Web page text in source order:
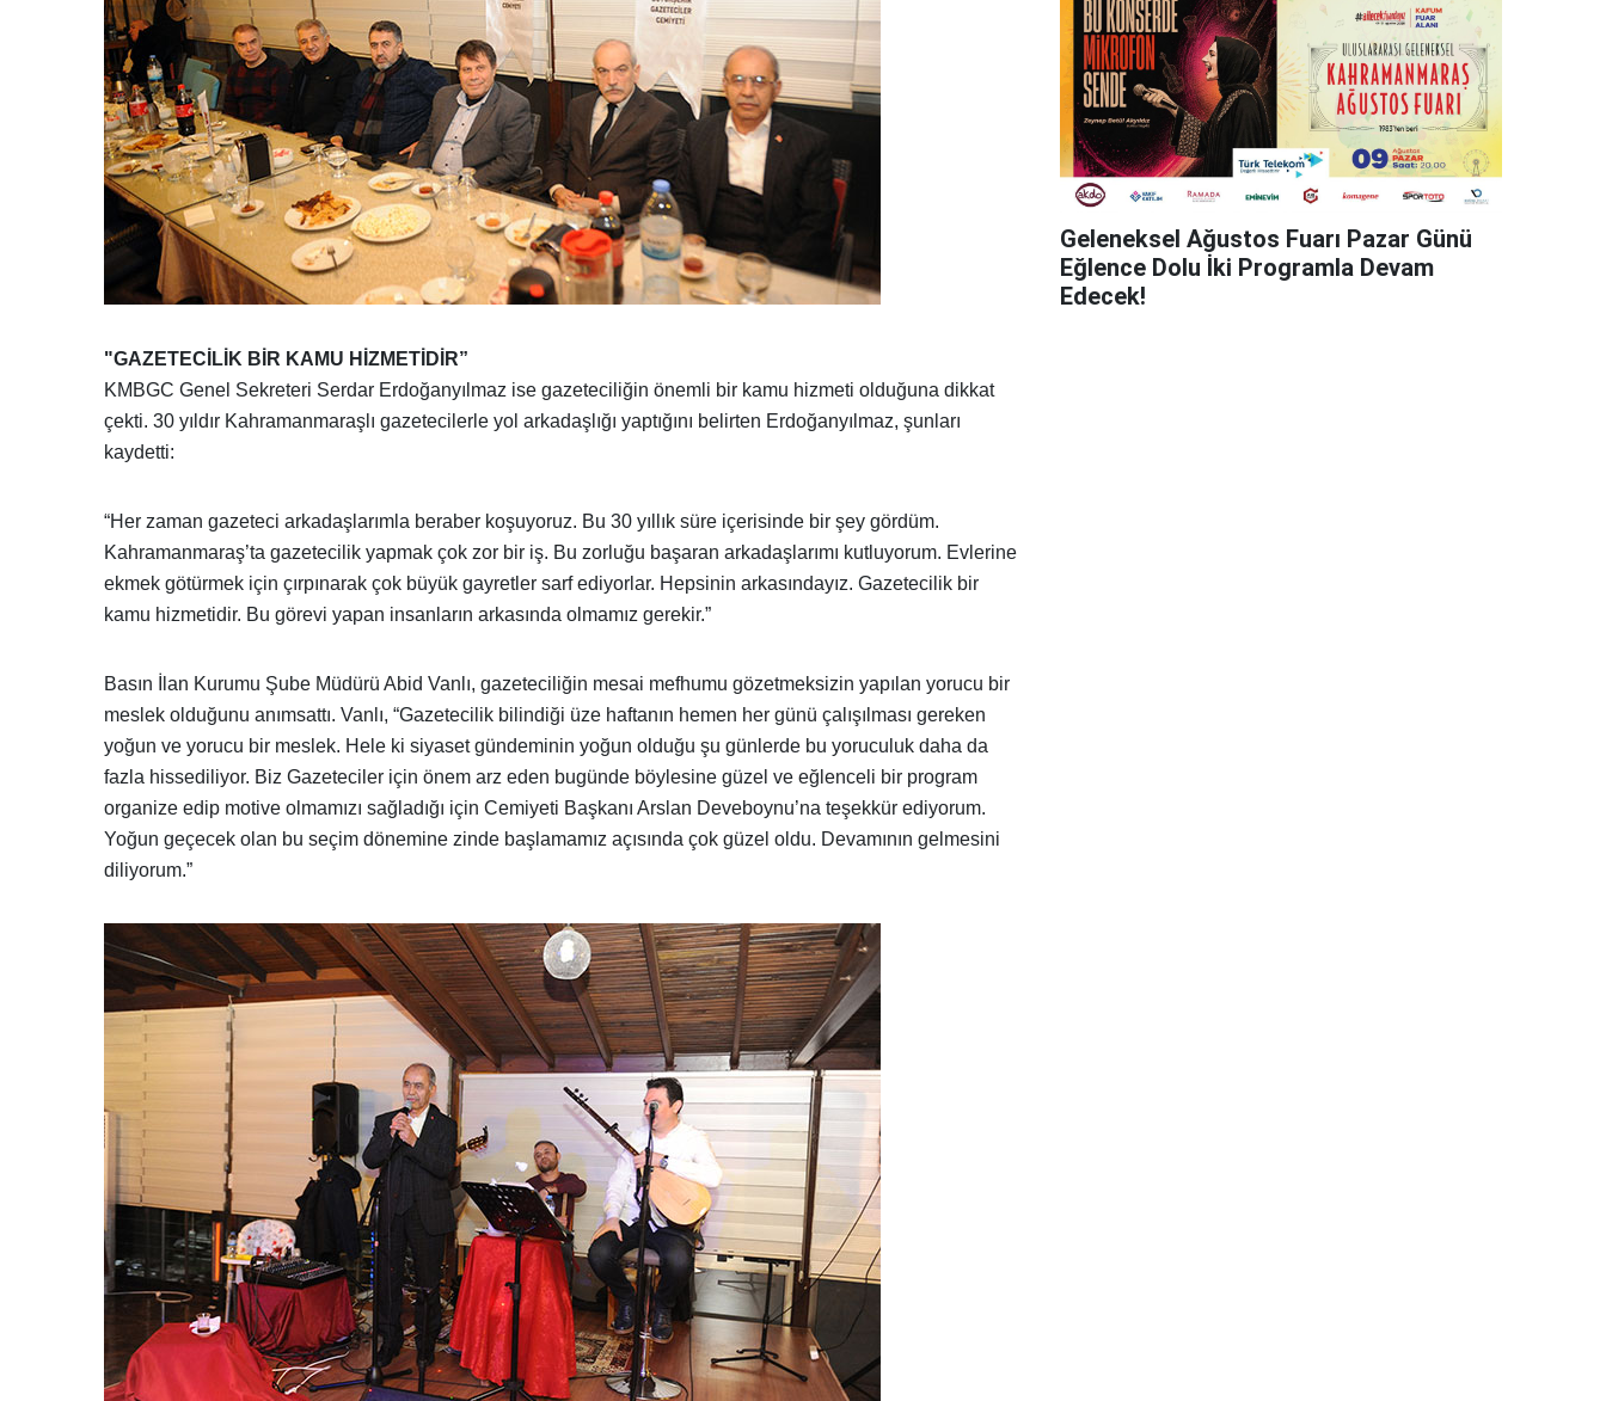
"GAZETECİLİK BİR KAMU HİZMETİDİR”
KMBGC Genel Sekreteri Serdar Erdoğanyılmaz ise gazeteciliğin önemli bir kamu hizmeti olduğuna dikkat
çekti. 30 yıldır Kahramanmaraşlı gazetecilerle yol arkadaşlığı yaptığını belirten Erdoğanyılmaz, şunları
kaydetti:
“Her zaman gazeteci arkadaşlarımla beraber koşuyoruz. Bu 30 yıllık süre içerisinde bir şey gördüm.
Kahramanmaraş’ta gazetecilik yapmak çok zor bir iş. Bu zorluğu başaran arkadaşlarımı kutluyorum. Evlerine
ekmek götürmek için çırpınarak çok büyük gayretler sarf ediyorlar. Hepsinin arkasındayız. Gazetecilik bir
kamu hizmetidir. Bu görevi yapan insanların arkasında olmamız gerekir.”
Basın İlan Kurumu Şube Müdürü Abid Vanlı, gazeteciliğin mesai mefhumu gözetmeksizin yapılan yorucu bir
meslek olduğunu anımsattı. Vanlı, “Gazetecilik bilindiği üze haftanın hemen her günü çalışılması gereken
yoğun ve yorucu bir meslek. Hele ki siyaset gündeminin yoğun olduğu şu günlerde bu yoruculuk daha da
fazla hissediliyor. Biz Gazeteciler için önem arz eden bugünde böylesine güzel ve eğlenceli bir program
organize edip motive olmamızı sağladığı için Cemiyeti Başkanı Arslan Deveboynu’na teşekkür ediyorum.
Yoğun geçecek olan bu seçim dönemine zinde başlamamız açısında çok güzel oldu. Devamının gelmesini
diliyorum.”
Geleneksel Ağustos Fuarı Pazar Günü
Eğlence Dolu İki Programla Devam
Edecek!